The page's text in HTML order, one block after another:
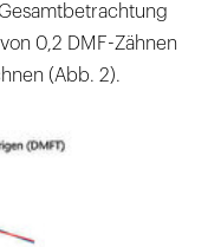
0,2 DMF-Zähnen
(Abb. 2).